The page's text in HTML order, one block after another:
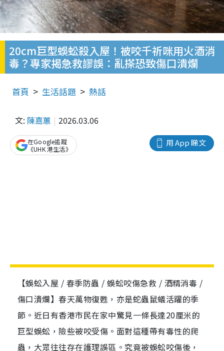
20cm巨型蜈蚣殺入屋！被咬千祈咪用火酒消
毒？專家揭急救謬誤：亂搽恐致傷口潰爛
首頁 生活話題 熱話
文: 陳嘉蕙 2026.03.06
用 App 睇文
在Google追蹤
《UHK 港生活》
【蜈蚣入屋 / 春季防蟲 / 蜈蚣咬傷急救 / 酒精消毒 /
傷口潰爛】春天萬物復甦，亦是蛇蟲鼠蟻活躍的季
節。近日有香港市民在家中驚見一條長達20厘米的
巨型蜈蚣，險些被咬受傷。面對這種帶有毒性的爬
蟲，大眾往往存在護理誤區。究竟被蜈蚣咬傷後，